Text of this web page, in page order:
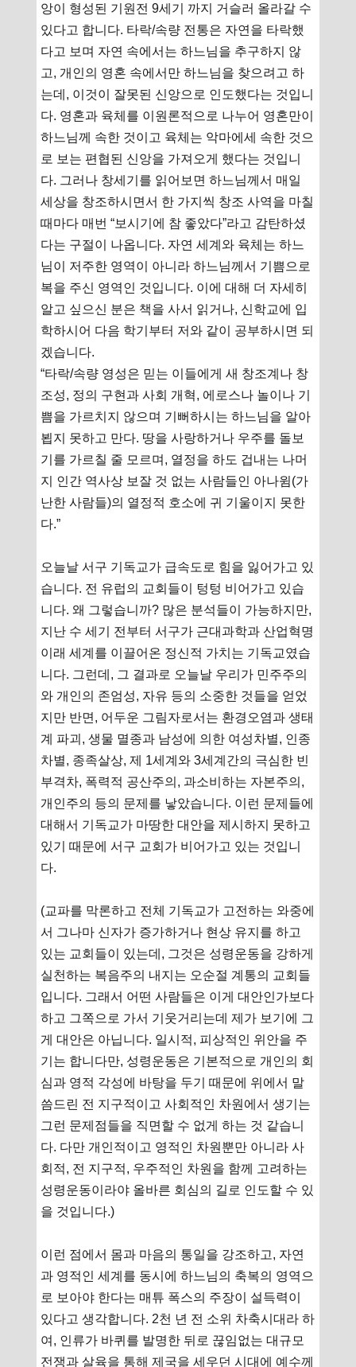
앙이 형성된 기원전 9세기 까지 거슬러 올라갈 수
있다고 합니다. 타락/속량 전통은 자연을 타락했
다고 보며 자연 속에서는 하느님을 추구하지 않
고, 개인의 영혼 속에서만 하느님을 찾으려고 하
는데, 이것이 잘못된 신앙으로 인도했다는 것입니
다. 영혼과 육체를 이원론적으로 나누어 영혼만이
하느님께 속한 것이고 육체는 악마에세 속한 것으
로 보는 편협된 신앙을 가져오게 했다는 것입니
다. 그러나 창세기를 읽어보면 하느님께서 매일
세상을 창조하시면서 한 가지씩 창조 사역을 마칠
때마다 매번 “보시기에 참 좋았다”라고 감탄하셨
다는 구절이 나옵니다. 자연 세계와 육체는 하느
님이 저주한 영역이 아니라 하느님께서 기쁨으로
복을 주신 영역인 것입니다. 이에 대해 더 자세히
알고 싶으신 분은 책을 사서 읽거나, 신학교에 입
학하시어 다음 학기부터 저와 같이 공부하시면 되
겠습니다.
“타락/속량 영성은 믿는 이들에게 새 창조계나 창
조성, 정의 구현과 사회 개혁, 에로스나 놀이나 기
쁨을 가르치지 않으며 기뻐하시는 하느님을 알아
뵙지 못하고 만다. 땅을 사랑하거나 우주를 돌보
기를 가르칠 줄 모르며, 열정을 하도 겁내는 나머
지 인간 역사상 보잘 것 없는 사람들인 아나윔(가
난한 사람들)의 열정적 호소에 귀 기울이지 못한
다.”
오늘날 서구 기독교가 급속도로 힘을 잃어가고 있
습니다. 전 유럽의 교회들이 텅텅 비어가고 있습
니다. 왜 그렇습니까? 많은 분석들이 가능하지만,
지난 수 세기 전부터 서구가 근대과학과 산업혁명
이래 세계를 이끌어온 정신적 가치는 기독교였습
니다. 그런데, 그 결과로 오늘날 우리가 민주주의
와 개인의 존엄성, 자유 등의 소중한 것들을 얻었
지만 반면, 어두운 그림자로서는 환경오염과 생태
계 파괴, 생물 멸종과 남성에 의한 여성차별, 인종
차별, 종족살상, 제 1세계와 3세계간의 극심한 빈
부격차, 폭력적 공산주의, 과소비하는 자본주의,
개인주의 등의 문제를 낳았습니다. 이런 문제들에
대해서 기독교가 마땅한 대안을 제시하지 못하고
있기 때문에 서구 교회가 비어가고 있는 것입니
다.
(교파를 막론하고 전체 기독교가 고전하는 와중에
서 그나마 신자가 증가하거나 현상 유지를 하고
있는 교회들이 있는데, 그것은 성령운동을 강하게
실천하는 복음주의 내지는 오순절 계통의 교회들
입니다. 그래서 어떤 사람들은 이게 대안인가보다
하고 그쪽으로 가서 기웃거리는데 제가 보기에 그
게 대안은 아닙니다. 일시적, 피상적인 위안을 주
기는 합니다만, 성령운동은 기본적으로 개인의 회
심과 영적 각성에 바탕을 두기 때문에 위에서 말
씀드린 전 지구적이고 사회적인 차원에서 생기는
그런 문제점들을 직면할 수 없게 하는 것 같습니
다. 다만 개인적이고 영적인 차원뿐만 아니라 사
회적, 전 지구적, 우주적인 차원을 함께 고려하는
성령운동이라야 올바른 회심의 길로 인도할 수 있
을 것입니다.)
이런 점에서 몸과 마음의 통일을 강조하고, 자연
과 영적인 세계를 동시에 하느님의 축복의 영역으
로 보아야 한다는 매튜 폭스의 주장이 설득력이
있다고 생각합니다. 2천 년 전 소위 차축시대라 하
여, 인류가 바퀴를 발명한 뒤로 끊임없는 대규모
전쟁과 살육을 통해 제국을 세우던 시대에 예수께